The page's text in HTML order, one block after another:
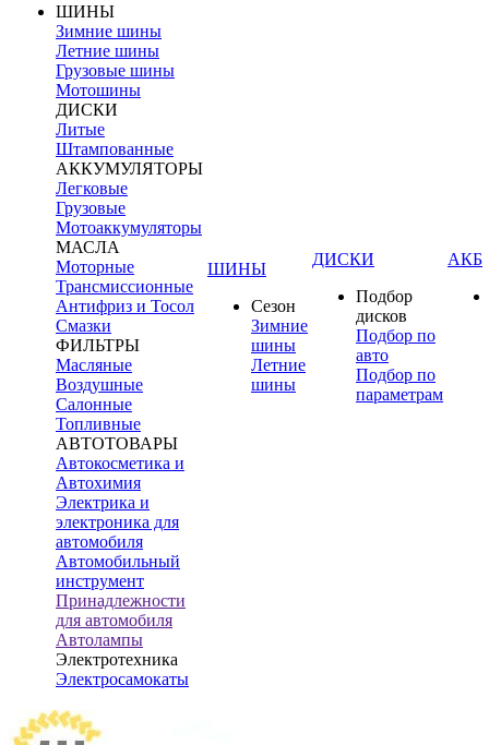
ШИНЫ
Зимние шины
Летние шины
Грузовые шины
Мотошины
ДИСКИ
Литые
Штампованные
АККУМУЛЯТОРЫ
Легковые
Грузовые
Мотоаккумуляторы
МАСЛА
Моторные
Трансмиссионные
Антифриз и Тосол
Смазки
ФИЛЬТРЫ
Масляные
Воздушные
Салонные
Топливные
АВТОТОВАРЫ
Автокосметика и
Автохимия
Электрика и
электроника для
автомобиля
Автомобильный
инструмент
Принадлежности
для автомобиля
Автолампы
Электротехника
Электросамокаты
ШИНЫ
Сезон
Зимние
шины
Летние
шины
ДИСКИ
Подбор
дисков
Подбор по
авто
Подбор по
параметрам
АКБ